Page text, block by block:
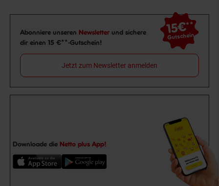
Newsletter Anmeldung
Abonniere unseren Newsletter und sichere
dir einen 15 €**-Gutschein!
15€**
Gutschein
Jetzt zum Newsletter anmelden
Downloade die Netto plus App!